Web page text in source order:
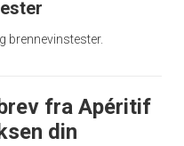
brennevinstester.
fra Apéritif
din